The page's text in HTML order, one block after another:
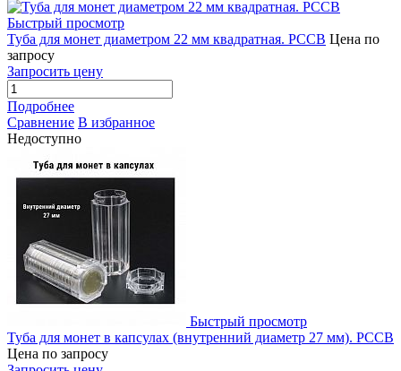
Быстрый просмотр
Туба для монет диаметром 22 мм квадратная. РССВ Цена по
запросу
Запросить цену
Подробнее
Сравнение В избранное
Недоступно
Быстрый просмотр
Туба для монет в капсулах (внутренний диаметр 27 мм). РССВ
Цена по запросу